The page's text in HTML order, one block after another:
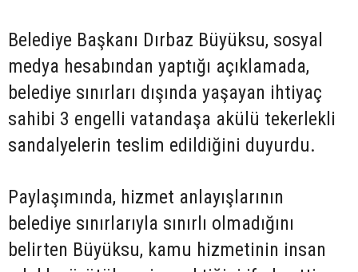
Belediye Başkanı Dırbaz Büyüksu, sosyal
medya hesabından yaptığı açıklamada,
belediye sınırları dışında yaşayan ihtiyaç
sahibi 3 engelli vatandaşa akülü tekerlekli
sandalyelerin teslim edildiğini duyurdu.
Paylaşımında, hizmet anlayışlarının
belediye sınırlarıyla sınırlı olmadığını
belirten Büyüksu, kamu hizmetinin insan